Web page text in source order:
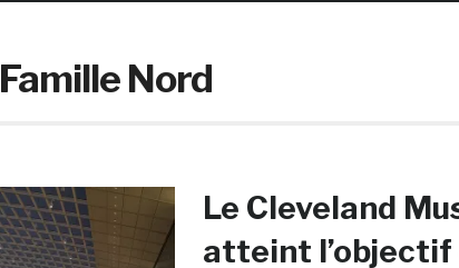
Famille Nord
Le Cleveland
atteint l’objectif